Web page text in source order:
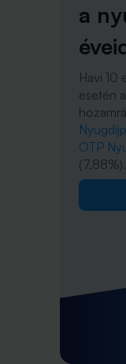
a
Havi 10
esetén
OTP
(7,88%).